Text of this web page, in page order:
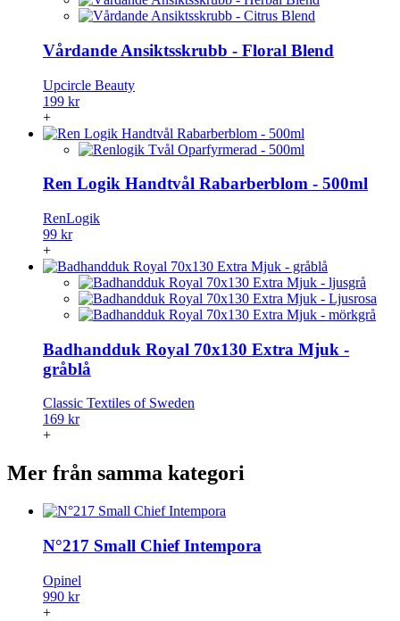
Vårdande Ansiktsskrubb - Floral Blend
Upcircle Beauty
199 kr
+
Ren Logik Handtvål Rabarberblom - 500ml
RenLogik
99 kr
+
Badhandduk Royal 70x130 Extra Mjuk -
gråblå
Classic Textiles of Sweden
169 kr
+
Mer från samma kategori
N°217 Small Chief Intempora
Opinel
990 kr
+